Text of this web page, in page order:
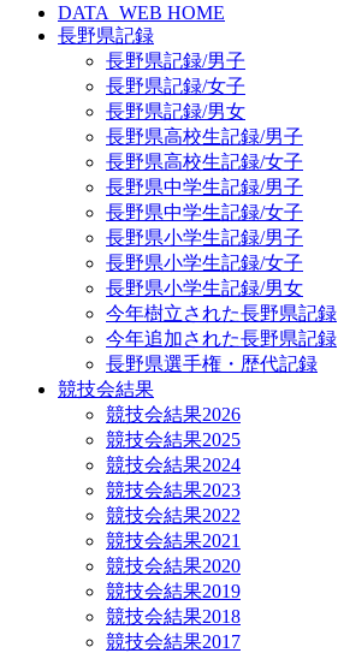
DATA_WEB HOME
長野県記録
長野県記録/男子
長野県記録/女子
長野県記録/男女
長野県高校生記録/男子
長野県高校生記録/女子
長野県中学生記録/男子
長野県中学生記録/女子
長野県小学生記録/男子
長野県小学生記録/女子
長野県小学生記録/男女
今年樹立された長野県記録
今年追加された長野県記録
長野県選手権・歴代記録
競技会結果
競技会結果2026
競技会結果2025
競技会結果2024
競技会結果2023
競技会結果2022
競技会結果2021
競技会結果2020
競技会結果2019
競技会結果2018
競技会結果2017